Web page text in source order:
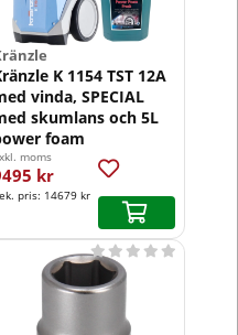
K 1154 TST 12A
vinda, SPECIAL
skumlans och 5L
foam
moms
kr
lägsta pris 1-30 dagar innan
pris: 14679 kr
    